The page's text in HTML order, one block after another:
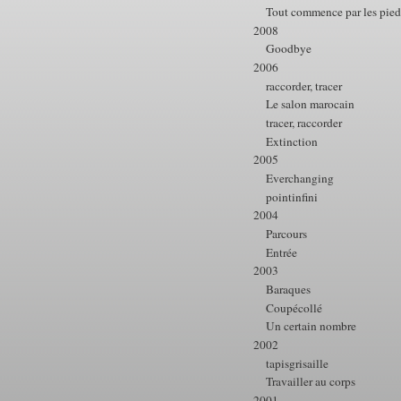
Tout commence par les
2008
Goodbye
2006
raccorder, tracer
Le salon marocain
tracer, raccorder
Extinction
2005
Everchanging
pointinfini
2004
Parcours
Entrée
2003
Baraques
Coupécollé
Un certain nombre
2002
tapisgrisaille
Travailler au corps